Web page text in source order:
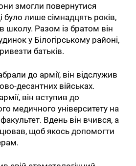
змогли повернутися
було лише сімнадцять років,
школу. Разом із братом він
у Білогірському районі,
батьків.
до армії, він відслужив
десантних військах.
він вступив до
медичного університету на
Вдень він вчився, а
щоб якось допомогти